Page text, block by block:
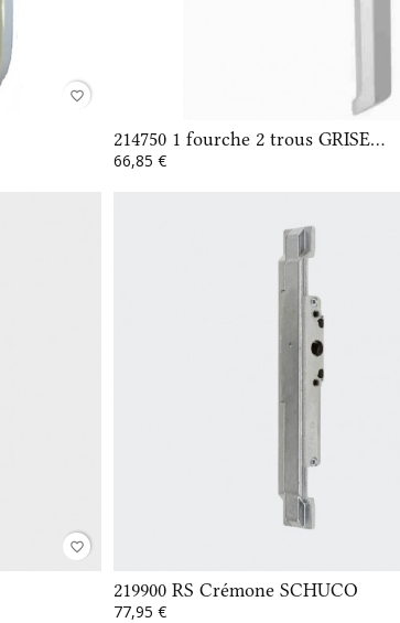
favorite_border
214750 1 fourche 2 trous GRISE...
66,85 €
favorite_border
219900 RS Crémone SCHUCO
77,95 €